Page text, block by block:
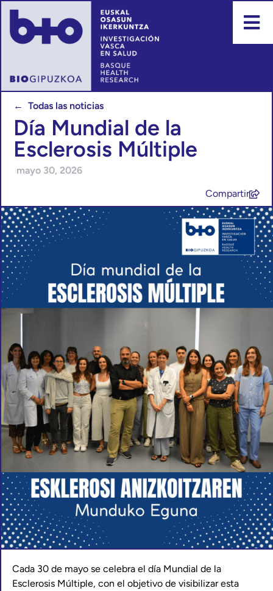
← Todas las noticias
Día Mundial de la
Esclerosis Múltiple
mayo 30, 2026
Compartir
Cada 30 de mayo se celebra el día Mundial de la
Esclerosis Múltiple, con el objetivo de visibilizar esta